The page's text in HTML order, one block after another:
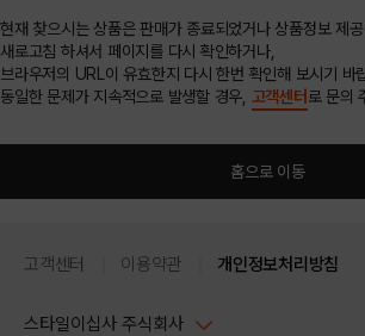
현재 찾으시는 상품은 판매가 종료되었거나 상품정보 제
새로고침 하셔서 페이지를 다시 확인하거나,
브라우저의 URL이 유효한지 다시 한번 확인해 보시기 바
동일한 문제가 지속적으로 발생할 경우, 고객센터 로 문의
홈으로 이동
고객센터 이용약관 개인정보처리방침
스타일이십사 주식회사